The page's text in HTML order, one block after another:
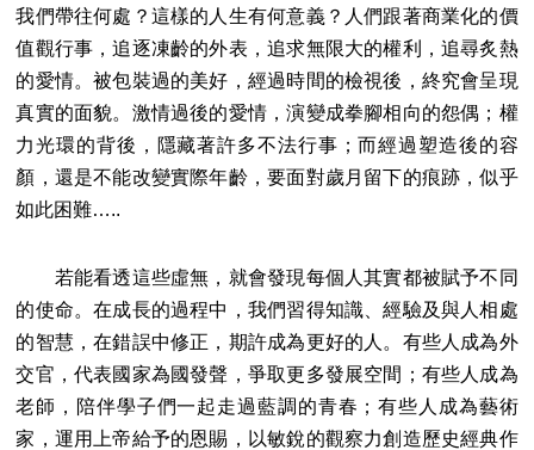
我們帶往何處？這樣的人生有何意義？人們跟著商業化的價
值觀行事，追逐凍齡的外表，追求無限大的權利，追尋炙熱
的愛情。被包裝過的美好，經過時間的檢視後，終究會呈現
真實的面貌。激情過後的愛情，演變成拳腳相向的怨偶；權
力光環的背後，隱藏著許多不法行事；而經過塑造後的容
顏，還是不能改變實際年齡，要面對歲月留下的痕跡，似乎
如此困難…..
若能看透這些虛無，就會發現每個人其實都被賦予不同
的使命。在成長的過程中，我們習得知識、經驗及與人相處
的智慧，在錯誤中修正，期許成為更好的人。有些人成為外
交官，代表國家為國發聲，爭取更多發展空間；有些人成為
老師，陪伴學子們一起走過藍調的青春；有些人成為藝術
家，運用上帝給予的恩賜，以敏銳的觀察力創造歷史經典作